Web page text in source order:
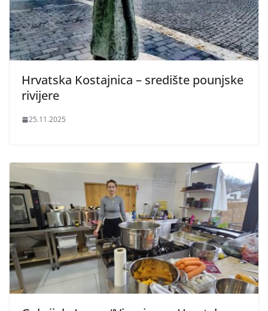
Hrvatska Kostajnica – središte pounjske
rivijere
25.11.2025